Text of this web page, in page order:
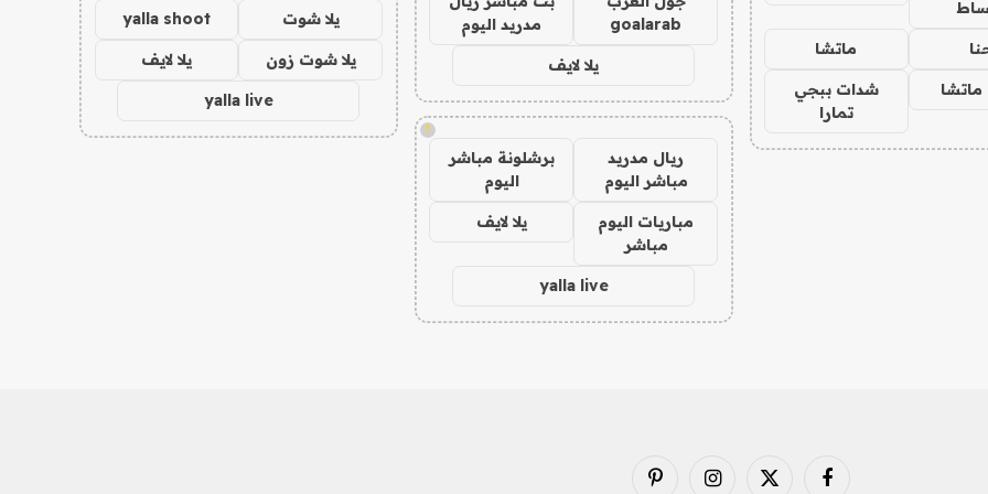
ماتشا
شدات ببجي
تمارا
goalarab
مدريد اليوم
يلا لايف
!
ريال مدريد
مباشر اليوم
برشلونة مباشر
اليوم
مباريات اليوم
مباشر
يلا لايف
yalla live
يلا شوت yalla shoot
يلا شوت زون يلا لايف
yalla live
فيسبوك X الانستغرامبينتيريست